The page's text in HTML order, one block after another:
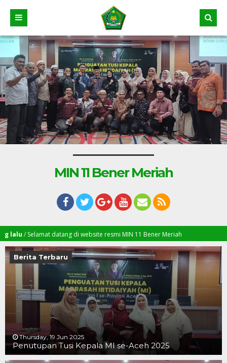
MIN 11 Bener Meriah
/ Selamat datang di website resmi MIN 11 Bener Meriah
Berita Terbaru
Thursday, 19 Jun 2025
Penutupan Tusi Kepala MI se-Aceh 2025